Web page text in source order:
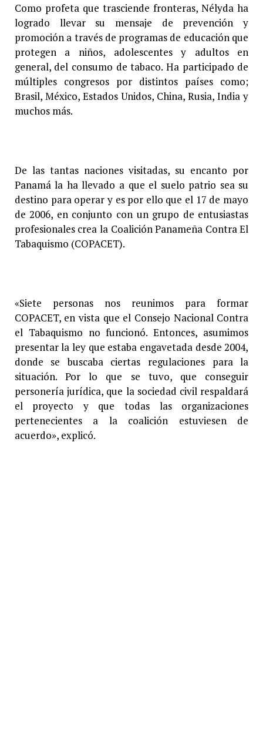
Como profeta que trasciende fronteras, Nélyda ha
logrado llevar su mensaje de prevención y
promoción a través de programas de educación que
protegen a niños, adolescentes y adultos en
general, del consumo de tabaco. Ha participado de
múltiples congresos por distintos países como;
Brasil, México, Estados Unidos, China, Rusia, India y
muchos más.
De las tantas naciones visitadas, su encanto por
Panamá la ha llevado a que el suelo patrio sea su
destino para operar y es por ello que el 17 de mayo
de 2006, en conjunto con un grupo de entusiastas
profesionales crea la Coalición Panameña Contra El
Tabaquismo (COPACET).
«Siete personas nos reunimos para formar
COPACET, en vista que el Consejo Nacional Contra
el Tabaquismo no funcionó. Entonces, asumimos
presentar la ley que estaba engavetada desde 2004,
donde se buscaba ciertas regulaciones para la
situación. Por lo que se tuvo, que conseguir
personería jurídica, que la sociedad civil respaldará
el proyecto y que todas las organizaciones
pertenecientes a la coalición estuviesen de
acuerdo», explicó.